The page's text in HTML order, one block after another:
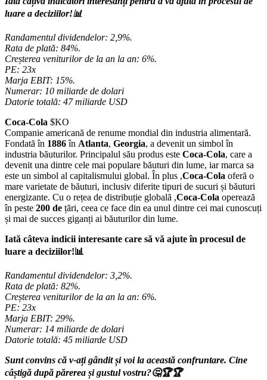
luare a deciziilor!📊
Randamentul dividendelor: 2,9%.
Rata de plată: 84%.
Creșterea veniturilor de la an la an: 6%.
PE: 23x
Marja EBIT: 15%.
Numerar: 10 miliarde de dolari
Datorie totală: 47 miliarde USD
Coca-Cola $KO
Companie americană de renume mondial din industria alimentară.
Fondată în 1886în Atlanta, Georgia, a devenit un simbol în
industria băuturilor. Principalul său produs este Coca-Cola, care a
devenit una dintre cele mai populare băuturi din lume, iar marca sa
este un simbol al capitalismului global. În plus ,Coca-Cola oferă o
mare varietate de băuturi, inclusiv diferite tipuri de sucuri și băuturi
energizante. Cu o rețea de distribuție globală ,Coca-Cola operează
în peste 200 de țări, ceea ce face din ea unul dintre cei mai cunoscuți
și mai de succes giganți ai băuturilor din lume.
Iată câteva indicii interesante care să vă ajute în procesul de
luare a deciziilor!📊
Randamentul dividendelor: 3,2%.
Rata de plată: 82%.
Creșterea veniturilor de la an la an: 6%.
PE: 23x
Marja EBIT: 29%.
Numerar: 14 miliarde de dolari
Datorie totală: 45 miliarde USD
Sunt convins că v-ați gândit și voi la această confruntare. Cine
câștigă după părerea și gustul vostru?🤔🏆🏆